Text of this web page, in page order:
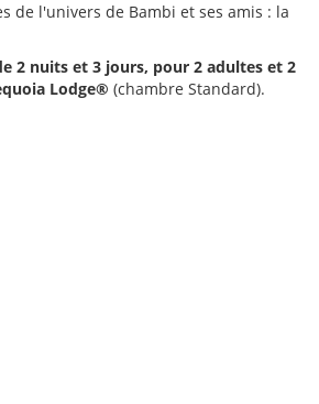
de l'univers de Bambi et ses amis : la
2 nuits et 3 jours, pour 2 adultes et 2
Lodge® (chambre Standard).